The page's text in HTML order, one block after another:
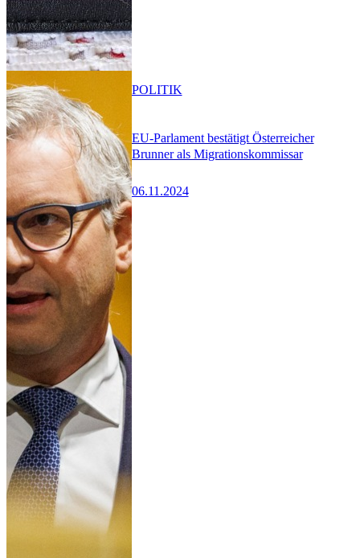
EU-Parlament bestätigt Österreicher
Brunner als Migrationskommissar
06.11.2024
POLITIK